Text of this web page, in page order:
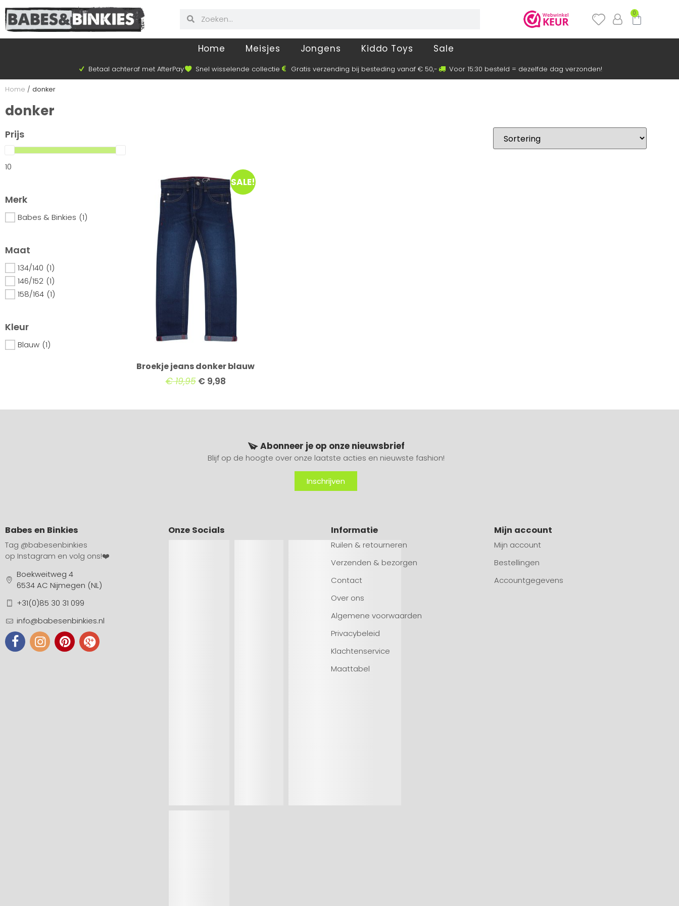
0
Home Meisjes Jongens Kiddo Toys Sale
Betaal achteraf met AfterPay Snel wisselende collectie Gratis verzending bij besteding vanaf € 50,- Voor 15:30 besteld = dezelfde dag verzonden!
Home / donker
donker
Prijs
10
Merk
Babes & Binkies (1)
Maat
134/140 (1)
146/152 (1)
158/164 (1)
Kleur
Blauw (1)
SALE!
Broekje jeans donker blauw
€19,95 €9,98
Abonneer je op onze nieuwsbrief
Blijf op de hoogte over onze laatste acties en nieuwste fashion!
Inschrijven
Babes en Binkies
Tag @babesenbinkies
op Instagram en volg ons!❤️
Boekweitweg 4
6534 AC Nijmegen (NL)
+31(0)85 30 31 099
info@babesenbinkies.nl
Onze Socials Informatie
Ruilen & retourneren
Verzenden & bezorgen
Contact
Over ons
Algemene voorwaarden
Privacybeleid
Klachtenservice
Maattabel
Mijn account
Mijn account
Bestellingen
Accountgegevens